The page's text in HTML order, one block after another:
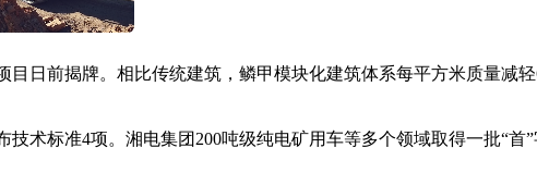
前揭牌。相比传统建筑，鳞甲模块化建筑体系每平方米质量减轻
标准4项。湘电集团200吨级纯电矿用车等多个领域取得一批“首